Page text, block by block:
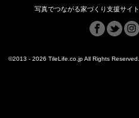
写真でつながる家づくり支援サイト
©2013 - 2026 TileLife.co.jp All Rights Reserved.